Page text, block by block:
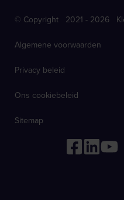
© Copyright 2021 - 2026
Algemene voorwaarden
Privacy beleid
Ons cookiebeleid
Sitemap